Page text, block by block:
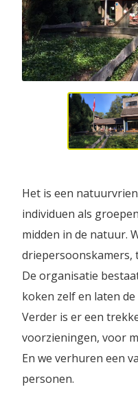
Het is een
individuen als
midden in de natuur.
driepersoonskamers,
De organisatie
koken zelf en laten
Verder is er een
voorzieningen, voor
En we verhuren een
personen.